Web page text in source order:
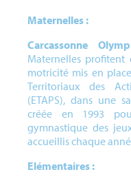
Maternelles :
Carcassonne
Maternelles profitent
motricité mis en
Territoriaux des
(ETAPS), dans une
créée en 1993
gymnastique des
accueillis chaque
Elémentaires :